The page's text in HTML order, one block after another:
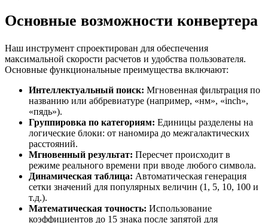
Основные возможности конвертера
Наш инструмент спроектирован для обеспечения
максимальной скорости расчетов и удобства пользователя.
Основные функциональные преимущества включают:
Интеллектуальный поиск: Мгновенная фильтрация по
названию или аббревиатуре (например, «нм», «inch»,
«пядь»).
Группировка по категориям: Единицы разделены на
логические блоки: от наномира до межгалактических
расстояний.
Мгновенный результат: Пересчет происходит в
режиме реального времени при вводе любого символа.
Динамическая таблица: Автоматическая генерация
сетки значений для популярных величин (1, 5, 10, 100 и
т.д.).
Математическая точность: Использование
коэффициентов до 15 знака после запятой для